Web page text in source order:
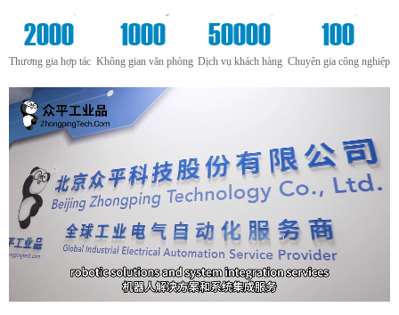
2000
+
Thương gia hợp tác
1000
m²
Không gian văn phòng
50000
+
Dịch vụ khách hàng
100
+
Chuyên gia công nghiệp